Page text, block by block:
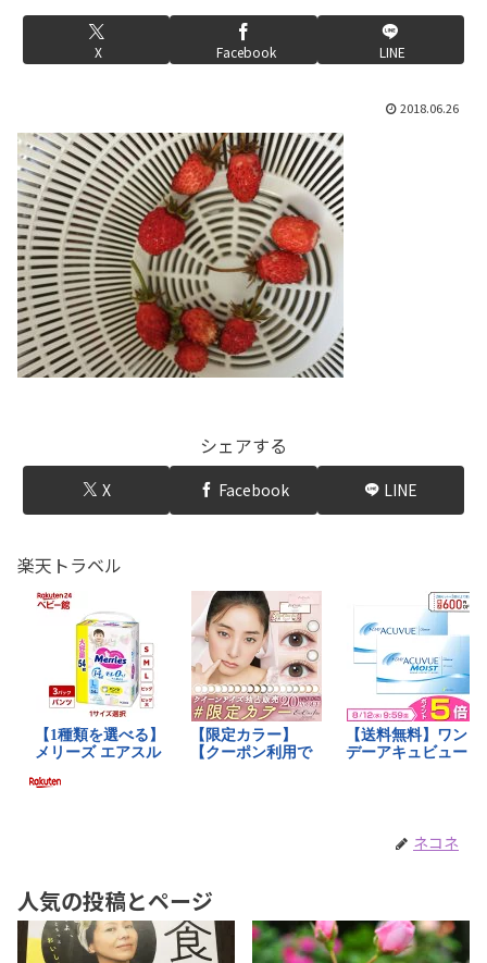
X Facebook LINE
2018.06.26
シェアする
X Facebook LINE
楽天トラベル
ネコネ
人気の投稿とページ